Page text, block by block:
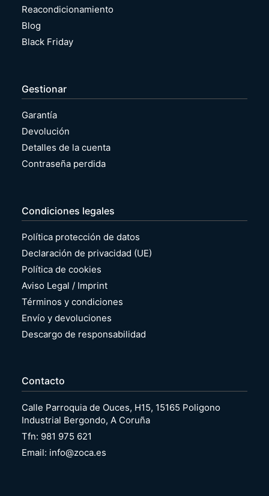
Reacondicionamiento
Blog
Black Friday
Gestionar
Garantía
Devolución
Detalles de la cuenta
Contraseña perdida
Condiciones legales
Política protección de datos
Declaración de privacidad (UE)
Política de cookies
Aviso Legal / Imprint
Términos y condiciones
Envío y devoluciones
Descargo de responsabilidad
Contacto
Calle Parroquia de Ouces, H15, 15165 Poligono
Industrial Bergondo, A Coruña
Tfn: 981 975 621
Email: info@zoca.es